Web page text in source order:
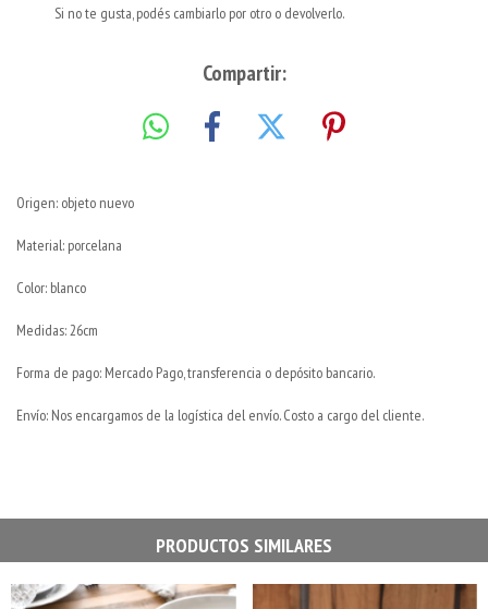
Si no te gusta, podés cambiarlo por otro o devolverlo.
Compartir:
Origen: objeto nuevo
Material: porcelana
Color: blanco
Medidas: 26cm
Forma de pago: Mercado Pago, transferencia o depósito bancario.
Envío: Nos encargamos de la logística del envío. Costo a cargo del cliente.
PRODUCTOS SIMILARES